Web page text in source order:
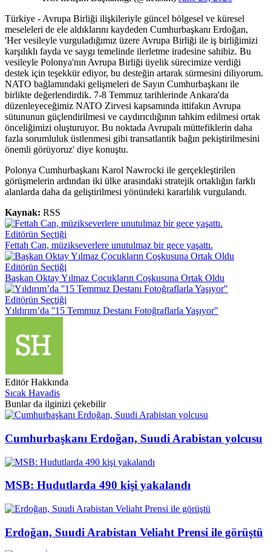
Türkiye - Avrupa Birliği ilişkileriyle güncel bölgesel ve küresel
meseleleri de ele aldıklarını kaydeden Cumhurbaşkanı Erdoğan,
'Her vesileyle vurguladığımız üzere Avrupa Birliği ile iş birliğimizi
karşılıklı fayda ve saygı temelinde ilerletme iradesine sahibiz. Bu
vesileyle Polonya'nın Avrupa Birliği üyelik sürecimize verdiği
destek için teşekkür ediyor, bu desteğin artarak sürmesini diliyorum.
NATO bağlamındaki gelişmeleri de Sayın Cumhurbaşkanı ile
birlikte değerlendirdik. 7-8 Temmuz tarihlerinde Ankara'da
düzenleyeceğimiz NATO Zirvesi kapsamında ittifakın Avrupa
sütununun güçlendirilmesi ve caydırıcılığının tahkim edilmesi ortak
önceliğimizi oluşturuyor. Bu noktada Avrupalı müttefiklerin daha
fazla sorumluluk üstlenmesi gibi transatlantik bağın pekiştirilmesini
önemli görüyoruz' diye konuştu.
Polonya Cumhurbaşkanı Karol Nawrocki ile gerçekleştirilen
görüşmelerin ardından iki ülke arasındaki stratejik ortaklığın farklı
alanlarda daha da geliştirilmesi yönündeki kararlılık vurgulandı.
Kaynak: RSS
Editörün Seçtiği
Fettah Can, müzikseverlere unutulmaz bir gece yaşattı.
Editörün Seçtiği
Başkan Oktay Yılmaz Çocukların Coşkusuna Ortak Oldu
Editörün Seçtiği
Yıldırım’da ''15 Temmuz Destanı Fotoğraflarla Yaşıyor"
Editör Hakkında
Sıcak Havadis
Bunlar da ilginizi çekebilir
Cumhurbaşkanı Erdoğan, Suudi Arabistan yolcusu
MSB: Hudutlarda 490 kişi yakalandı
Erdoğan, Suudi Arabistan Veliaht Prensi ile görüştü